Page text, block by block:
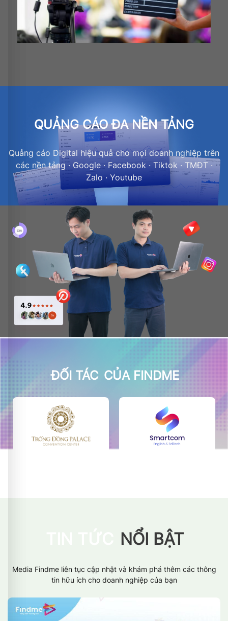
QUẢNG CÁO ĐA NỀN TẢNG
Quảng cáo Digital hiệu quả cho mọi doanh nghiệp trên
các nền tảng · Google · Facebook · Tiktok · TMĐT ·
Zalo · Youtube
ĐỐI TÁC CỦA FINDME
NỔI BẬT
Media Findme liên tục cập nhật và khám phá thêm các thông
tin hữu ích cho doanh nghiệp của bạn